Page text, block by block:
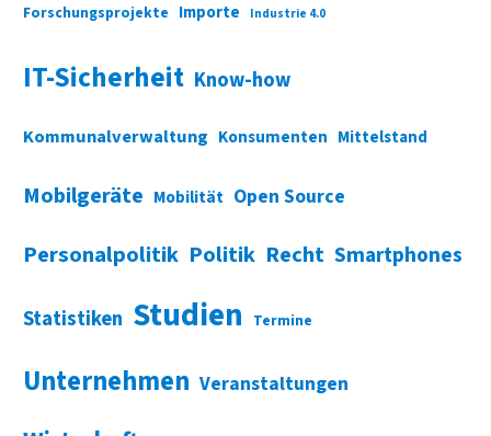
Forschungsprojekte Importe Industrie 4.0
IT-Sicherheit Know-how
Kommunalverwaltung Konsumenten Mittelstand
Mobilgeräte Mobilität Open Source
Personalpolitik Politik Recht Smartphones
Statistiken Studien Termine
Unternehmen Veranstaltungen